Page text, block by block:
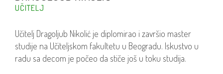
UČITELJ
Učitelj Dragoljub Nikolić je diplomirao i završio master
studije na Učiteljskom fakultetu u Beogradu. Iskustvo u
radu sa decom je počeo da stiče još u toku studija.